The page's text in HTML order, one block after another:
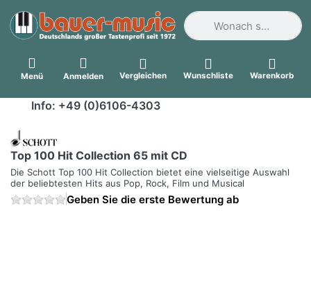
Geben Sie einen
Menü Anmelden Vergleichen Wunschliste Warenkorb
Info: +49 (0)6106-4303
Top 100 Hit Collection 65 mit CD
Die Schott Top 100 Hit Collection bietet eine vielseitige Auswahl
der beliebtesten Hits aus Pop, Rock, Film und Musical
Geben Sie die erste Bewertung ab